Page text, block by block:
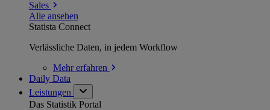
Sales
Alle ansehen
Statista Connect
Verlässliche Daten, in jedem Workflow
Mehrerfahren
Daily Data
Leistungen
Das Statistik Portal